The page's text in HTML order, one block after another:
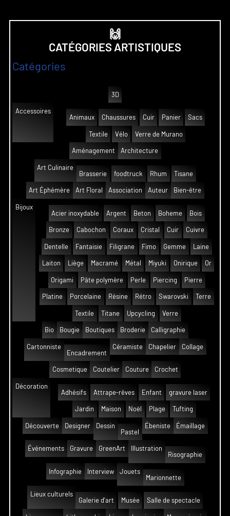
🙌
CATÉGORIES ARTISTIQUES
Catégories
3D
Accessoires
Animaux
Chaussures Cuir Panier Sacs
Textile Vélo Verre de Murano
Aménagement Architecture
Art Culinaire
Brasserie
foodtruck Rhum Tisane
Art Éphémère Art Floral Association Auteur Bien-être
Bijoux
Acier inoxydable
Argent Beton Boheme Bois
Bronze Cabochon Coraux Cristal Cuir Cuivre
Dentelle Fantaisie Filigrane Fimo Gemme Laine
Laiton Liège Macramé Métal Miyuki Onirique Or
Origami Pâte polymère Perle Piercing Pierre
Platine Porcelaine Résine Rétro Swarovski Terre
Textile Titane Upcycling Verre
Bio Bougie Boutiques Broderie Calligraphie
Cartonniste
Encadrement
Céramiste Chapelier Collage
Cosmetique Coutelier Couture Crochet
Décoration
Adhésifs
Attrape-rêves Enfant gravure laser
Jardin Maison Noël Plage Tufting
Découverte Designer
Dessin
Pastel
Ébeniste Émaillage
Événements Gravure GreenArt
Illustration
Risographie
Infographie Interview
Jouets
Marionnette
Lieux culturels
Galerie d'art
Musée Salle de spectacle